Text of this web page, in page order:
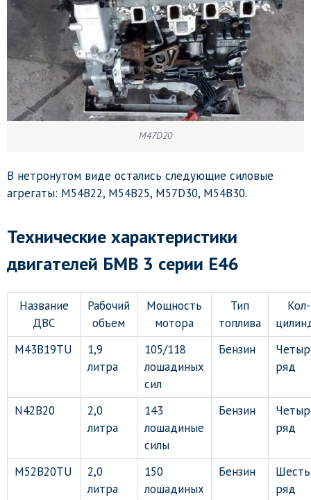
M47D20
В нетронутом виде остались следующие силовые
агрегаты: M54B22, M54B25, M57D30, M54B30.
Технические характеристики
двигателей БМВ 3 серии E46
Название
ДВС
Рабочий
объем
Мощность
мотора
Тип
топлива
M43B19TU
1,9
литра
105/118
лошадиных
сил
Бензин
ряд
N42B20
2,0
литра
143
лошадиные
силы
Бензин
ряд
M52B20TU
2,0
литра
150
лошадиных
Бензин
ряд